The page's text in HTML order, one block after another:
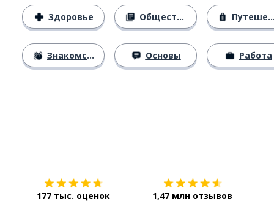
Здоровье
Знакомство
Общество
Основы
Путешествия
Работа
177 тыс. оценок 1,47 млн отзывов